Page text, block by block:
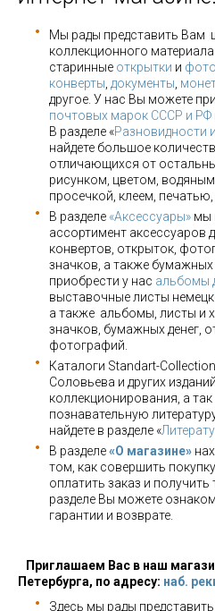
Мы рады представить Вам
коллекционного
старинные открытки и
конверты документы
другое. У нас Вы можете
почтовых марок СССР и РФ
В разделе «Разновидности
найдете большое
отличающихся от
рисунком, цветом,
просечкой, клеем,
В разделе «Аксессуары» мы
ассортимент аксессуаров
конвертов, открыток,
значков, а также
приобрести у нас альбомы
выставочные листы
а также альбомы, листы и
значков, бумажных денег,
фотографий.
Каталоги Standart-
Соловьева и других
коллекционирования, а
познавательную
найдете в разделе «
В разделе«О магазине»
том, как совершить
оплатить заказ и
разделе Вы можете
гарантии и возврате.
Приглашаем Вас в наш
Петербурга, по адресу: наб.
Здесь мы рады